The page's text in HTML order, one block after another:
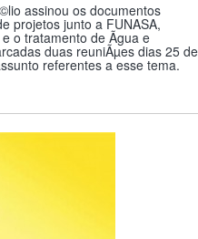
assinou os documentos
projetos junto a FUNASA,
o tratamento de Ãgua e
duas reuniÃµes dias 25 de
referentes a esse tema.